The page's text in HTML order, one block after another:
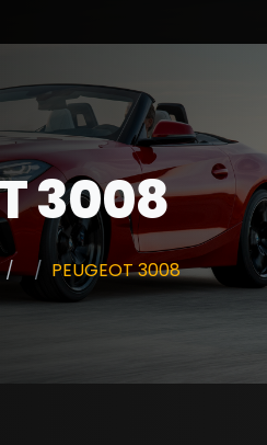
3008
PEUGEOT 3008